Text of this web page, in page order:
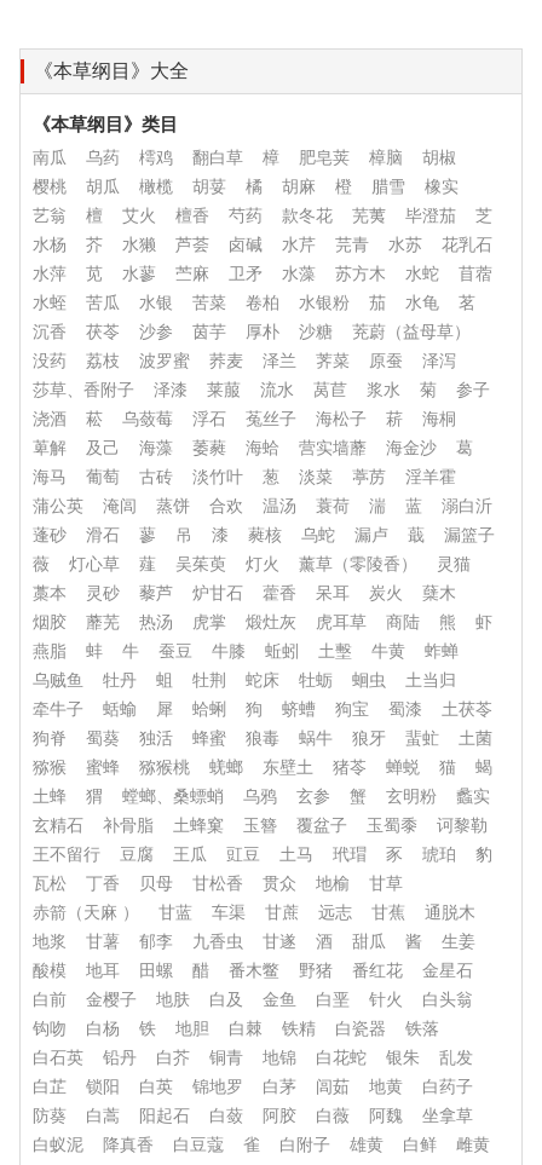
《本草纲目》大全
《本草纲目》类目
南瓜 乌药 樗鸡 翻白草 樟 肥皂荚 樟脑
胡椒
樱桃
胡瓜 橄榄 胡荽 橘 胡麻 橙 腊雪
橡实
艺翁
檀 艾火 檀香 芍药 款冬花 芜荑 毕澄茄
芝
水杨
芥 水獭 芦荟 卤碱 水芹 芫青 水苏
花乳石
水萍
苋 水蓼 苎麻 卫矛 水藻 苏方木 水蛇
苜蓿
水蛭
苦瓜 水银 苦菜 卷柏 水银粉 茄 水龟
茗
沉香
茯苓 沙参 茵芋 厚朴 沙糖
茺蔚（益母草）
没药
荔枝 波罗蜜 荞麦 泽兰 荠菜 原蚕
泽泻
莎草、香附子
泽漆 莱菔 流水 莴苣 浆水 菊
参子
浇酒
菘 乌蔹莓 浮石 菟丝子 海松子 菥
海桐
萆解
及己 海藻 萎蕤 海蛤 营实墙蘼 海金沙
葛
海马
葡萄 古砖 淡竹叶 葱 淡菜 葶苈
淫羊霍
蒲公英
淹闾 蒸饼 合欢 温汤 蓑荷 湍 蓝
溺白沂
蓬砂
滑石 蓼 吊 漆 蕤核 乌蛇 漏卢 蕺
漏篮子
薇
灯心草 薤 吴茱萸 灯火 薰草（零陵香）
灵猫
藁本
灵砂 藜芦 炉甘石 藿香 呆耳 炭火
蘖木
烟胶
蘼芜 热汤 虎掌 煅灶灰 虎耳草 商陆 熊
虾
燕脂
蚌 牛 蚕豆 牛膝 蚯蚓 土墼 牛黄
蚱蝉
乌贼鱼
牡丹 蛆 牡荆 蛇床 牡蛎 蛔虫
土当归
牵牛子
蛞蝓 犀 蛤蜊 狗 蛴螬 狗宝 蜀漆
土茯苓
狗脊
蜀葵 独活 蜂蜜 狼毒 蜗牛 狼牙 蜚虻
土菌
猕猴
蜜蜂 猕猴桃 蜣螂 东壁土 猪苓 蝉蜕 猫
蝎
土蜂
猬 螳螂、桑螵蛸 乌鸦 玄参 蟹 玄明粉
蠡实
玄精石
补骨脂 土蜂窠 玉簪 覆盆子 玉蜀黍
诃黎勒
王不留行
豆腐 王瓜 豇豆 土马 玳瑁 豕 琥珀
豹
瓦松
丁香 贝母 甘松香 贯众 地榆
甘草
赤箭（天麻 ）
甘蓝 车渠 甘蔗 远志 甘蕉
通脱木
地浆
甘薯 郁李 九香虫 甘遂 酒 甜瓜 酱
生姜
酸模
地耳 田螺 醋 番木鳖 野猪 番红花
金星石
白前
金樱子 地肤 白及 金鱼 白垩 针火
白头翁
钩吻
白杨 铁 地胆 白棘 铁精 白瓷器
铁落
白石英
铅丹 白芥 铜青 地锦 白花蛇 银朱
乱发
白芷
锁阳 白英 锦地罗 白茅 闾茹 地黄
白药子
防葵
白蒿 阳起石 白蔹 阿胶 白薇 阿魏
坐拿草
白蚁泥
降真香 白豆蔻 雀 白附子 雄黄 白鲜
雌黄